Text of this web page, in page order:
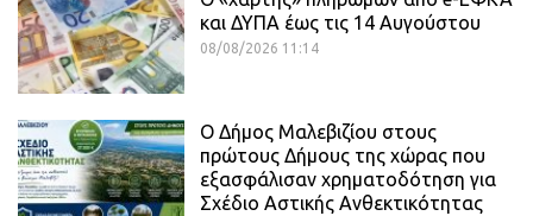
και ΔΥΠΑ έως τις 14 Αυγούστου
08/08/2026 11:14
Ο Δήμος Μαλεβιζίου στους
πρώτους Δήμους της χώρας που
εξασφάλισαν χρηματοδότηση για
Σχέδιο Αστικής Ανθεκτικότητας